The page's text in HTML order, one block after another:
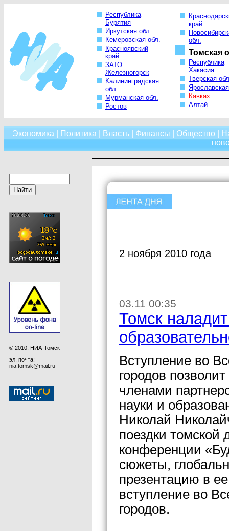
Республика
Бурятия
Иркутская обл.
Кемеровская обл.
Красноярский
край
ЗАТО
Железногорск
Калининградская
обл.
Мурманская обл.
Ростов
край
обл.
Томская
Республика
Хакасия
Тверская
Кавказ
Алтай
Экономика Политика Власть| Финансы Общество
© 2010, НИА-Томск
эл. почта:
nia.tomsk@mail.ru
2 ноября 2010 года
03.11 00:35
Томск
Вступление во
городов
членами
науки и
Николай
поездки томской
конференции
сюжеты,
презентацию в
вступление во
городов.